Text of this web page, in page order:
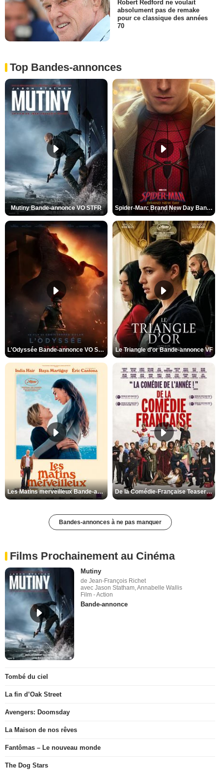
Robert Redford ne voulait
absolument pas de remake
pour ce classique des années
70
Top Bandes-annonces
Mutiny Bande-annonce VO STFR Spider-Man: Brand New Day Bande-annonce VO STFR
L'Odyssée Bande-annonce VO STFR Le Triangle d'or Bande-annonce VF
Les Matins merveilleux Bande-annonce VF De la Comédie-Française Teaser VF
Bandes-annonces à ne pas manquer
Films Prochainement au Cinéma
Mutiny
de Jean-François Richet
avec Jason Statham, Annabelle Wallis
Film - Action
Bande-annonce
Tombé du ciel
La fin d’Oak Street
Avengers: Doomsday
La Maison de nos rêves
Fantômas – Le nouveau monde
The Dog Stars